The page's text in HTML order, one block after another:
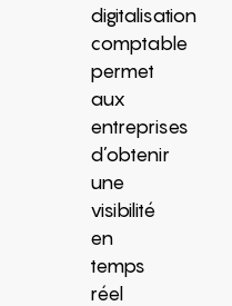
digitalisation
comptable
permet
aux
entreprises
d’obtenir
une
visibilité
en
temps
réel